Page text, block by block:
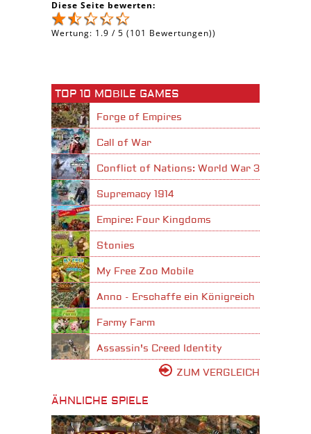
Diese Seite bewerten:
Wertung: 1.9 / 5 (101 Bewertungen))
TOP 10 MOBILE GAMES
Forge of Empires
Call of War
Conflict of Nations: World War 3
Supremacy 1914
Empire: Four Kingdoms
Stonies
My Free Zoo Mobile
Anno - Erschaffe ein Königreich
Farmy Farm
Assassin's Creed Identity
ZUM VERGLEICH
ÄHNLICHE SPIELE